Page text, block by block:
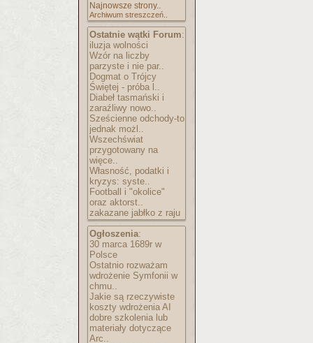
Najnowsze strony..
Archiwum streszczeń..
Ostatnie wątki Forum:
iluzja wolności
Wzór na liczby
parzyste i nie par..
Dogmat o Trójcy
Świętej - próba l..
Diabeł tasmański i
zaraźliwy nowo..
Sześcienne odchody-to
jednak możl..
Wszechświat
przygotowany na
więce..
Własność, podatki i
kryzys: syste..
Football i "okolice"
oraz aktorst..
zakazane jabłko z raju
Ogłoszenia:
30 marca 1689r w
Polsce
Ostatnio rozważam
wdrożenie Symfonii w
chmu..
Jakie są rzeczywiste
koszty wdrożenia AI
dobre szkolenia lub
materiały dotyczące
Arc..